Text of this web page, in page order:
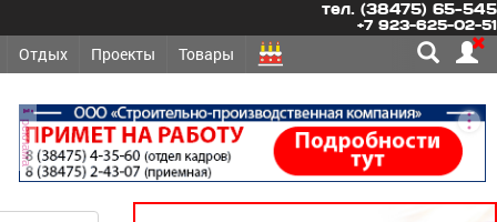
тел. (38475) 65-545
+7 923-625-02-51
Отдых Проекты Товары
реклама